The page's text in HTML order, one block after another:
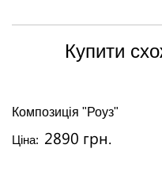
Купити
Композиція "Роуз"
Ціна: 2890 грн.